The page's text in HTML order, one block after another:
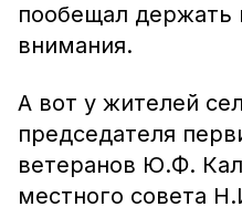
пообещал держать
внимания.
А вот у жителей
председателя
ветеранов Ю.Ф.
местного совета